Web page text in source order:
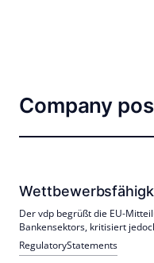
Company
Der vdp begrüßt die EU-
Bankensektors, kritisiert
fordert angesichts steigender
dauerhafte Fixierung des
RegulatoryStatements